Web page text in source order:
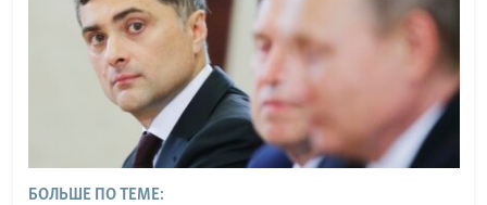
БОЛЬШЕ ПО ТЕМЕ: